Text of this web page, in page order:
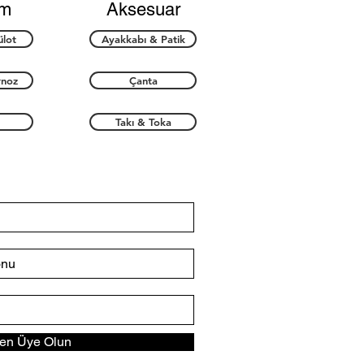
Aksesuar
Ayakkabı & Patik
Çanta
Takı & Toka
Üye Olun